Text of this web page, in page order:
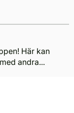
Här kan
andra...